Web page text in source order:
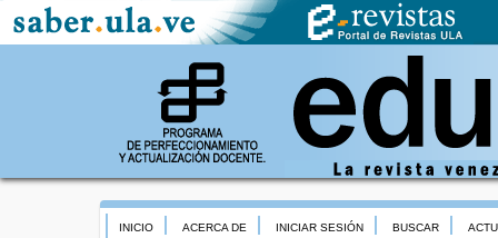
INICIO ACERCA DE INICIAR SESIÓN BUSCAR